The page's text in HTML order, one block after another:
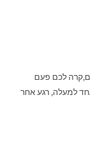
2.2.25 היי אהובים,קרה לכם פעם
למעלה, רגע אחר